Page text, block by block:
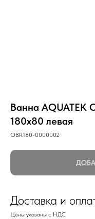
Ванна AQUATEK
180х80 левая
OBR180-0000002
Доставка и
Цены указаны с НДС